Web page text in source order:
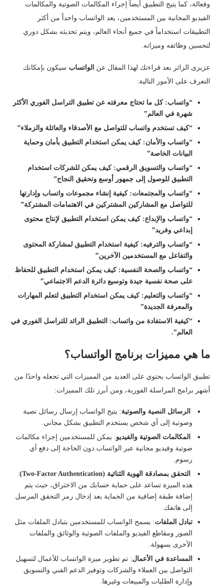
وفعالة، كما يتيح التطبيق أيضاً إجراء المكالمات الصوتية والمكالمات
الفيديو المجانية بين المستخدمين، يعد الواتساب واحداً من أكثر
التطبيقات استخداماً في جميع أنحاء العالم، ويتم تحديثه بشكل دوري
لتحسين وظائفه وميزاته.
عزيزى الزائر بعد قراءتك لهذا المقال عن الواتساب سيكون بإمكانك
التعرف على الأمور التالية:
“واتساب: كل ما تحتاج معرفته عن تطبيق التراسل الفوري الأكثر
شهرة في العالم”
“كيف تستخدم واتساب للتواصل مع الأصدقاء والعائلة والزملاء”
“واتساب والأمان: كيف يمكن استخدام التطبيق بأمان وحماية
البيانات الخاصة”
“واتساب والتسويق الرقمي: كيف يمكن للشركات استخدام
التطبيق للوصول إلى جمهور أوسع وتحقيق النجاح”
“واتساب والمجتمعات: كيفية إنشاء مجموعات واتساب وإدارتها
للتواصل مع المشاركين المشتركين في الاهتمامات المشتركة”
“واتساب والإبداع: كيف يمكن استخدام التطبيق لإنتاج محتوى
إبداعي وفريد”
“واتساب والترفيه: كيفية استخدام التطبيق لمشاركة المحتوى
والتفاعل مع المستخدمين الآخرين”
“واتساب والصحة النفسية: كيف يمكن استخدام التطبيق للحفاظ
على صحة نفسية جيدة وتوسيع دائرة الدعم الاجتماعي”
“واتساب والتعليم: كيف يمكن استخدام التطبيق لتعلم المهارات
والمعرفة الجديدة”
“كيفية الاستفادة من واتساب: التطبيق الرائد للتراسل الفوري في
العالم”.
ما هي مميزات برنامج الواتساب؟
تطبيق الواتساب يحتوي على العديد من المميزات التي تجعله واحدًا من
أشهر برامج المراسلة الفورية، ومن أبرز تلك المميزات:
الرسائل النصية والصوتية: يتيح الواتساب إرسال رسائل نصية
وصوتية إلى أي شخص يستخدم التطبيق بشكل مجاني.
المكالمات الصوتية والفيديو: يمكن للمستخدمين إجراء مكالمات
صوتية وفيديو مجانية عبر الواتساب دون الحاجة إلى دفع أي
رسوم.
التحقق بمصادقة الهوية الثنائية (Two-Factor Authentication)
:
هذه الميزة تساعد على حماية حسابك من الاختراق، حيث يتم
إضافة طبقة إضافية من الحماية بعد إدخال رمز التحقق المرسل
إلى هاتفك.
تبادل الملفات: يسمح الواتساب للمستخدمين بتبادل الملفات مثل
الصور ومقاطع الفيديو والملفات الصوتية والوثائق والملفات
الأخرى بسهولة.
المساعدة في الأعمال: تم تطوير ميزة الواتساب للأعمال لتسهيل
التواصل بين العملاء والشركات وتوفير الدعم الفني والتسويق
وإدارة الطلبات والمبيعات وغيرها.